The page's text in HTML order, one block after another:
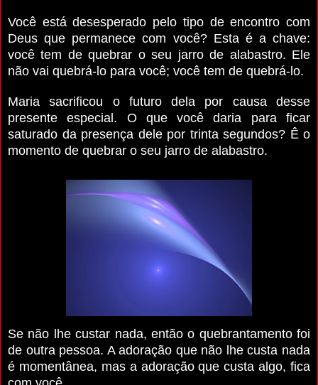
Você está desesperado pelo tipo de encontro com
Deus que permanece com você? Esta é a chave:
você tem de que­brar o seu jarro de alabastro. Ele
não vai quebrá-lo para você; você tem de quebrá-lo.
Maria sacrificou o futuro dela por causa desse
presen­te especial. O que você daria para ficar
saturado da presen­ça dele por trinta segundos? Ê o
momento de quebrar o seu jarro de alabastro.
Se não lhe custar nada, então o quebrantamento foi
de outra pessoa. A adoração que não lhe custa nada
é momen­tânea, mas a adoração que custa algo, fica